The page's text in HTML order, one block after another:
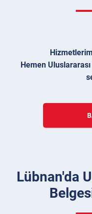
Hemen
Lübnan'da